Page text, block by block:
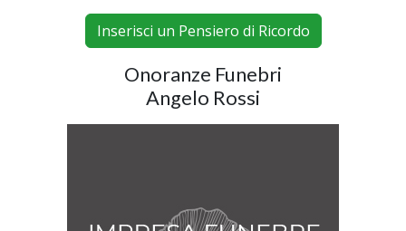
Inserisci un Pensiero di Ricordo
Onoranze Funebri
Angelo Rossi